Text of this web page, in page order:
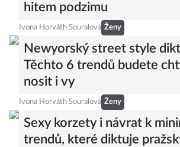
hitem podzimu
Ivona Horváth Souralová Ženy
Newyorský street style
Těchto 6 trendů budete
nosit i vy
Ivona Horváth Souralová Ženy
Sexy korzety i návrat k
trendů, které diktuje